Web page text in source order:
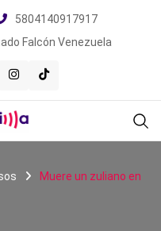
5804140917917
Falcón Venezuela
Muere un zuliano en